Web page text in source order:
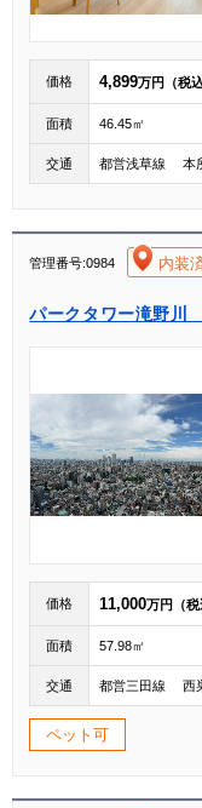
価格 4,899万円（税込
面積 46.45㎡
交通 都営浅草線 本
管理番号:0984 内装
パークタワー滝野
価格 11,000万円（税
面積 57.98㎡
交通 都営三田線 西
ペット可
[004]